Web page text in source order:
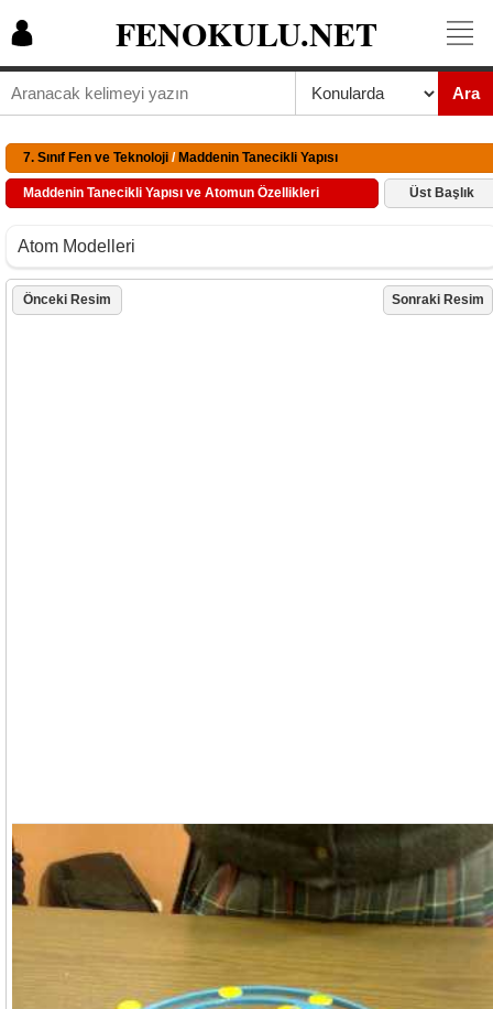
FENOKULU.NET
Ara
7. Sınıf Fen ve Teknoloji / Maddenin Tanecikli Yapısı
Maddenin Tanecikli Yapısı ve Atomun Özellikleri Üst Başlık
Atom Modelleri
Önceki Resim Sonraki Resim